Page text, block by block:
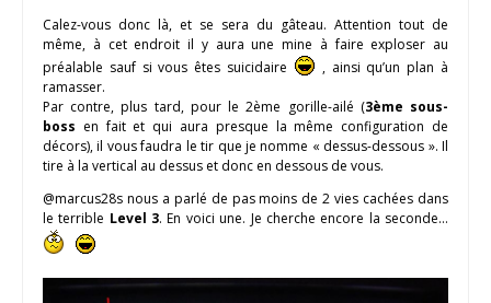
Calez-vous donc là, et se sera du gâteau. Attention tout de
même, à cet endroit il y aura une mine à faire exploser au
préalable sauf si vous êtes suicidaire
, ainsi qu’un plan à
ramasser.
Par contre, plus tard, pour le 2ème gorille-ailé (3ème sous-
boss en fait et qui aura presque la même configuration de
décors), il vous faudra le tir que je nomme « dessus-dessous ». Il
tire à la vertical au dessus et donc en dessous de vous.
@marcus28s nous a parlé de pas moins de 2 vies cachées dans
le terrible Level 3. En voici une. Je cherche encore la seconde…